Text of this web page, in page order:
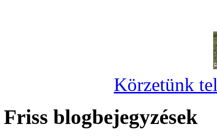
Körzetünk
Friss blogbejegyzések